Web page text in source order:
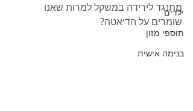
ילדים
תוספי מזון
בנימה אישית
מתנגד לירידה במשקל למרות שאנו
שומרים על הדיאטה?